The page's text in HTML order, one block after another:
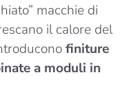
macchie di
il calore del
finiture
a moduli in